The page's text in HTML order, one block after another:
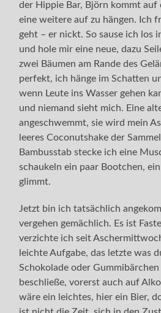
der Hippie Bar, Björn kommt auf
eine weitere auf zu hängen. Ich
geht – er nickt. So sause ich los
und hole mir eine neue, dazu
zwei Bäumen am Rande des
perfekt, ich hänge im Schatten
wenn Leute ins Wasser gehen
und niemand sieht mich. Eine
angeschwemmt, sie wird mein
leeres Coconutshake der
Bambusstab stecke ich eine
schaukeln ein paar Bootchen,
glimmt.
Jetzt bin ich tatsächlich
vergehen gemächlich. Es ist
verzichte ich seit
leichte Aufgabe, das letzte was
Schokolade oder
beschließe, vorerst auch auf
wäre ein leichtes, hier ein Bier,